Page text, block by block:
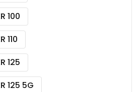
100
110
125
125 5G